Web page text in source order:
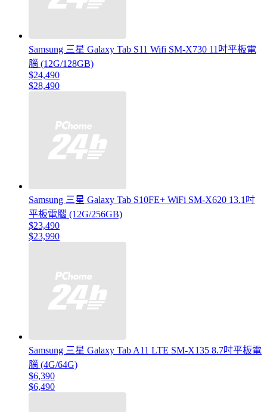
Samsung 三星 Galaxy Tab S11 Wifi SM-X730 11吋平板電
腦 (12G/128GB)
$24,490
$28,490
Samsung 三星 Galaxy Tab S10FE+ WiFi SM-X620 13.1吋
平板電腦 (12G/256GB)
$23,490
$23,990
Samsung 三星 Galaxy Tab A11 LTE SM-X135 8.7吋平板電
腦 (4G/64G)
$6,390
$6,490